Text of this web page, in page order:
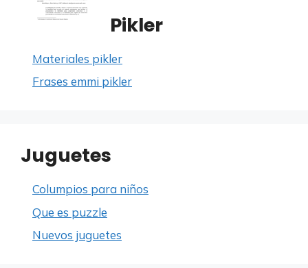
Pikler
Materiales pikler
Frases emmi pikler
Juguetes
Columpios para niños
Que es puzzle
Nuevos juguetes